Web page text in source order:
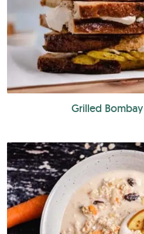
Grilled